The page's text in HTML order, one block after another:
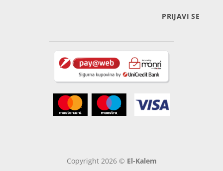
PRIJAVI SE
Copyright 2026 © El-Kalem